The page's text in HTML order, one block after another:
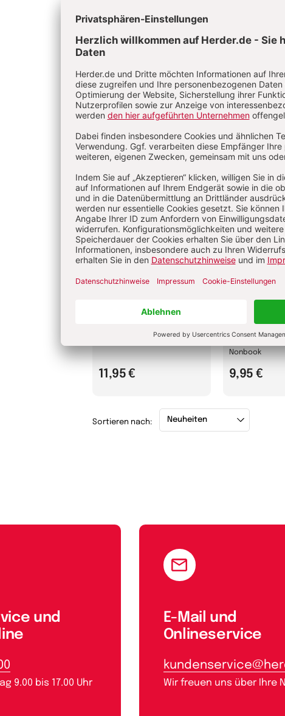
Saatgut »Bienenglück«
Nonbook
9,95 €
Karten-Box
treu«
Box
12,00 €
11,95 €
Tasse
dich gibt«
Nonbook
9,95 €
Sortieren nach:
und
9.00 bis 17.00 Uhr
E-Mail und
Onlineservice
Wir freuen uns über Ihre